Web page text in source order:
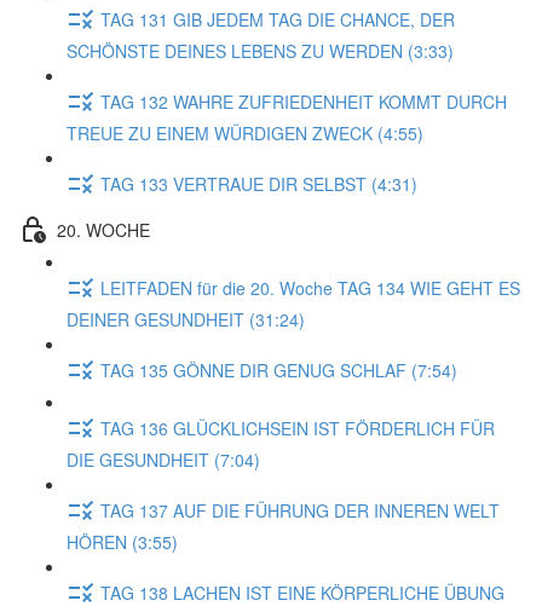
TAG 131 GIB JEDEM TAG DIE CHANCE, DER
SCHÖNSTE DEINES LEBENS ZU WERDEN (3:33)
TAG 132 WAHRE ZUFRIEDENHEIT KOMMT DURCH
TREUE ZU EINEM WÜRDIGEN ZWECK (4:55)
TAG 133 VERTRAUE DIR SELBST (4:31)
20. WOCHE
LEITFADEN für die 20. Woche TAG 134 WIE GEHT ES
DEINER GESUNDHEIT (31:24)
TAG 135 GÖNNE DIR GENUG SCHLAF (7:54)
TAG 136 GLÜCKLICHSEIN IST FÖRDERLICH FÜR
DIE GESUNDHEIT (7:04)
TAG 137 AUF DIE FÜHRUNG DER INNEREN WELT
HÖREN (3:55)
TAG 138 LACHEN IST EINE KÖRPERLICHE ÜBUNG